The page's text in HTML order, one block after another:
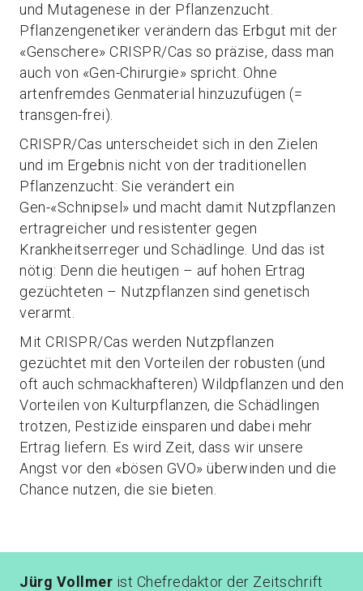
und Mutagenese in der Pflanzenzucht.
Pflanzengenetiker verändern das Erbgut mit der
«Genschere» CRISPR/Cas so präzise, dass man
auch von «Gen-Chirurgie» spricht. Ohne
artenfremdes Genmaterial hinzuzufügen (=
transgen-frei).
CRISPR/Cas unterscheidet sich in den Zielen
und im Ergebnis nicht von der traditionellen
Pflanzenzucht: Sie verändert ein
Gen-«Schnipsel» und macht damit Nutzpflanzen
ertragreicher und resistenter gegen
Krankheitserreger und Schädlinge. Und das ist
nötig: Denn die heutigen – auf hohen Ertrag
gezüchteten – Nutzpflanzen sind genetisch
verarmt.
Mit CRISPR/Cas werden Nutzpflanzen
gezüchtet mit den Vorteilen der robusten (und
oft auch schmackhafteren) Wildpflanzen und den
Vorteilen von Kulturpflanzen, die Schädlingen
trotzen, Pestizide einsparen und dabei mehr
Ertrag liefern. Es wird Zeit, dass wir unsere
Angst vor den «bösen GVO» überwinden und die
Chance nutzen, die sie bieten.
Jürg Vollmer ist Chefredaktor der Zeitschrift